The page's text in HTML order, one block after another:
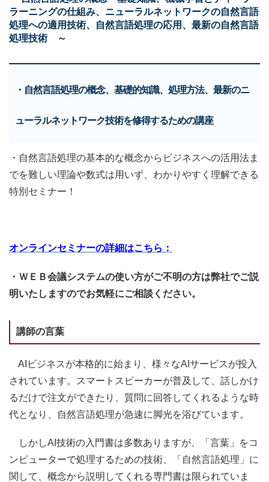
ラーニングの仕組み、ニューラルネットワークの自然言語
処理への適用技術、自然言語処理の応用、最新の自然言語
処理技術 ～
・自然言語処理の概念、基礎的知識、処理方法、最新のニ
ューラルネットワーク技術を修得するための講座
・自然言語処理の基本的な概念からビジネスへの活用法ま
でを難しい理論や数式は用いず、わかりやすく理解できる
特別セミナー！
オンラインセミナーの詳細はこちら：
・ＷＥＢ会議システムの使い方がご不明の方は弊社でご説
明いたしますのでお気軽にご相談ください。
講師の言葉
AIビジネスが本格的に始まり、様々なAIサービスが投入
されています。スマートスピーカーが普及して、話しかけ
るだけで注文ができたり、質問に回答してくれるような時
代となり、自然言語処理が急速に脚光を浴びています。
しかしAI技術の入門書は多数ありますが、「言葉」をコ
ンピューターで処理するための技術、「自然言語処理」に
関して、概念から説明してくれる専門書は限られていま